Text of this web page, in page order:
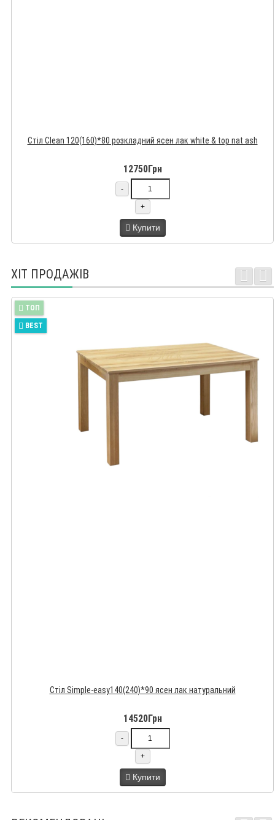
Стіл Clean 120(160)*80 розкладний ясен лак white & top nat ash
12750Грн
-
+
Купити
ХІТ ПРОДАЖІВ
TOП
BEST
Стіл Simple-easy140(240)*90 ясен лак натуральний
14520Грн
-
+
Купити